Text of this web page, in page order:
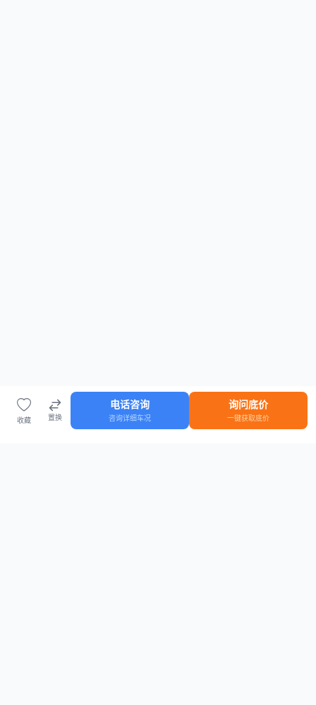
收藏 置换
电话咨询
咨询详细车况
询问底价
一键获取底价
车源 知识 登录